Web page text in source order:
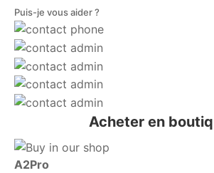
Puis-je vous aider ?
Acheter en
A2Pro